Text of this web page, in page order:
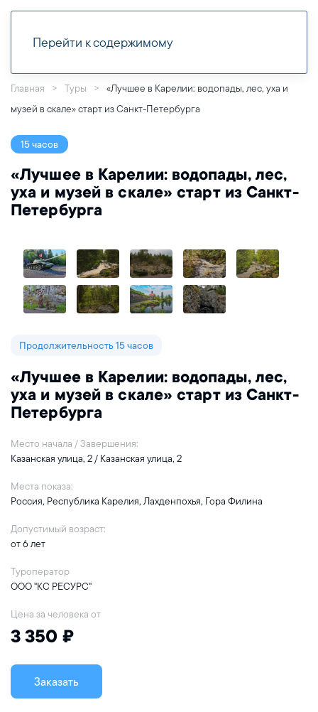
Перейти к содержимому
Главная Туры
«Лучшее в Карелии: водопады, лес, уха и
музей в скале» старт из Санкт-Петербурга
15 часов
«Лучшее в Карелии: водопады, лес,
уха и музей в скале» старт из Санкт-
Петербурга
Продолжительность 15 часов
«Лучшее в Карелии: водопады, лес,
уха и музей в скале» старт из Санкт-
Петербурга
Место начала / Завершения:
Казанская улица, 2 / Казанская улица, 2
Места показа:
Россия, Республика Карелия, Лахденпохья, Гора Филина
Допустимый возраст:
от 6 лет
Туроператор
ООО "КС РЕСУРС"
Цена за человека от
3 350 ₽
Заказать